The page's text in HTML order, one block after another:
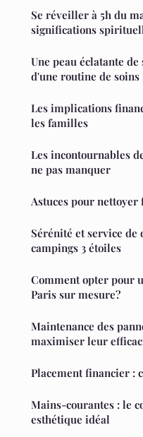
Se réveiller à 5h du
significations
Une peau éclatante
d'une routine de
Les implications
les familles
Les incontournables
ne pas manquer
Astuces pour
Sérénité et service de
campings 3 étoiles
Comment opter pour
Paris sur mesure?
Maintenance des
maximiser leur
Placement financier :
Mains-courantes : le
esthétique idéal